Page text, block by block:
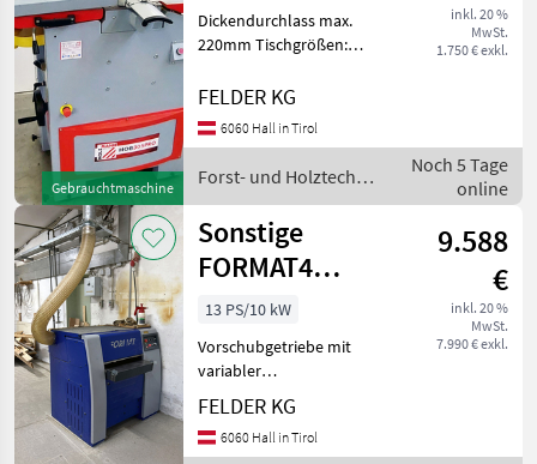
Gebrauchtmaschine
Abricht-
Dickenhobelmaschine
inkl. 20 %
MwSt.
1.750 € exkl.
Dickendurchlass max.
220mm Tischgrößen:
Dickentisch 585x300mm
Dickenhobel 5, 5m/min
1000x160mm, sc
FELDER KG
6060 Hall in Tirol
Forst- und Holztechnik
/ Sonstige
Noch 5 Tage
online
Sonstige
FORMAT4
Dickenhobelmaschine
exact 63
9.588
€
inkl. 20 %
MwSt.
7.990 € exkl.
13 PS/10 kW
Vorschubgetriebe mit
variabler
Vorschubgeschwindigkeit
Gummierte Transport-
Einzugswalze Gummierte
FELDER KG
6060 Hall in Tirol